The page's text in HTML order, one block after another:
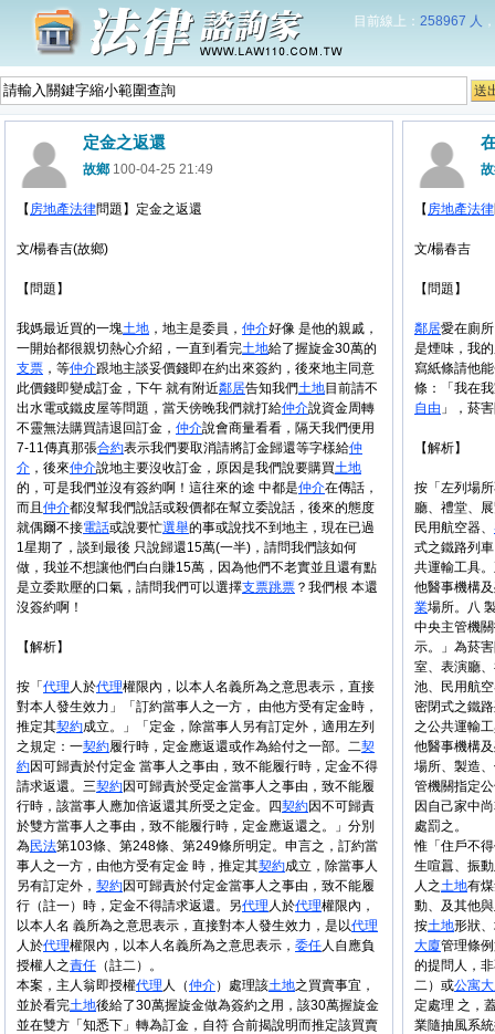
目前線上： 258967 人
定金之返還
故鄉100-04-25 21:49
【 房地產法律問題】定金之返還
文/楊春吉(故鄉)
【問題】
我媽最近買的一塊土地 ，地主是委員， 仲介好像 是他的親戚，
一開始都很親切熱心介紹，一直到看完土地給了握旋金30萬的
支票 ，等仲介跟地主談妥價錢即在約出來簽約，後來地主同意
此價錢即變成訂金，下午 就有附近鄰居告知我們土地目前請不
出水電或鐵皮屋等問題，當天傍晚我們就打給仲介說資金周轉
不靈無法購買請退回訂金， 仲介說會商量看看，隔天我們便用
7-11傳真那張合約表示我們要取消請將訂金歸還等字樣給仲
介 ，後來仲介說地主要沒收訂金，原因是我們說要購買土地
的，可是我們並沒有簽約啊！這往來的途 中都是仲介在傳話，
而且 仲介都沒幫我們說話或殺價都在幫立委說話，後來的態度
就偶爾不接電話或說要忙選舉的事或說找不到地主，現在已過
1星期了，談到最後 只說歸還15萬(一半)，請問我們該如何
做，我並不想讓他們白白賺15萬，因為他們不老實並且還有點
是立委欺壓的口氣，請問我們可以選擇支票跳票 ？我們根 本還
沒簽約啊！
【解析】
按「 代理 人於代理權限內，以本人名義所為之意思表示，直接
對本人發生效力」「訂約當事人之一方， 由他方受有定金時，
推定其契約成立。」「定金，除當事人另有訂定外，適用左列
之規定：一契約履行時，定金應返還或作為給付之一部。二契
約因可歸責於付定金 當事人之事由，致不能履行時，定金不得
請求返還。三契約因可歸責於受定金當事人之事由，致不能履
行時，該當事人應加倍返還其所受之定金。四契約因不可歸責
於雙方當事人之事由，致不能履行時，定金應返還之。」分別
為民法第103條、第248條、第249條所明定。申言之，訂約當
事人之一方，由他方受有定金 時，推定其契約成立，除當事人
另有訂定外， 契約因可歸責於付定金當事人之事由，致不能履
行（註一）時，定金不得請求返還。另代理 人於代理權限內，
以本人名 義所為之意思表示，直接對本人發生效力，是以代理
人於代理權限內，以本人名義所為之意思表示， 委任人自應負
授權人之責任 （註二）。
本案，主人翁即授權代理 人（仲介）處理該土地之買賣事宜，
並於看完土地後給了30萬握旋金做為簽約之用，該30萬握旋金
並在雙方「知悉下」轉為訂金，自符 合前揭說明而推定該買賣
【 房地產法律
文/楊春吉
【問題】
鄰居愛在廁
是煙味，我
寫紙條請他
條：「我在
自由 」，菸
【解析】
按「左列場
廳、禮堂、
民用航空器、
式之鐵路列
共運輸工具
他醫事機構
業場所。八
中央主管機
示。」為菸
室、表演廳
池、民用航
密閉式之鐵
之公共運輸
他醫事機構
場所、製造
管機關指定
因自己家中
處罰之。
惟「住戶不
生喧囂、振
人之土地有
動、及其他
按土地形狀
大廈管理條
的提問人，
二）或公寓
定處理 之，
業隨抽風系